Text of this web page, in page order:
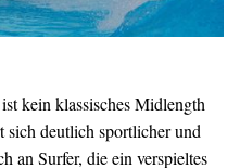
kein klassisches Midlength
sich deutlich sportlicher und
an Surfer, die ein verspieltes